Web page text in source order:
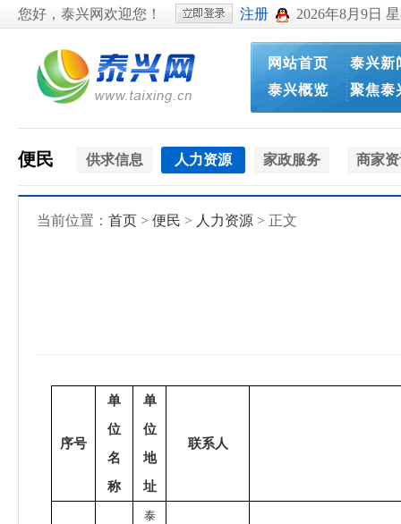
您好，泰兴网欢迎您！ 注册 2026年8月9日
网站首页
泰兴概览
泰兴新
聚焦泰
便民 供求信息 人力资源 家政服务 商家
当前位置： 首页 > 便民 > 人力资源 > 正文
序号
单
位
名
称
单
位
地
址
联系人
泰